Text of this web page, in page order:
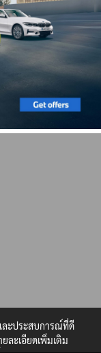
ละประสบการณ์ที่ดี
ละเอียดเพิ่มเติม